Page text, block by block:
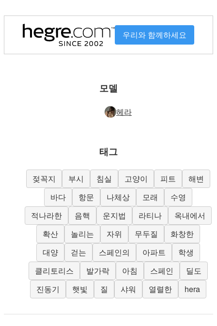
우리와 함께하세요
모델
헤라
태그
젖꼭지 부시 침실 고양이 피트
해변
바다
항문 나체상 모래
수영
적나라한
음핵 운지법 라티나
옥내에서
확산
놀리는 자위 무두질
화창한
대양
걷는 스페인의 아파트
학생
클리토리스
발가락 아침 스페인
딜도
진동기
햇빛 질 샤워 열렬한 hera